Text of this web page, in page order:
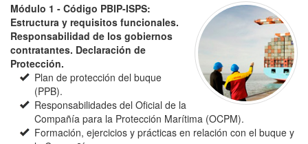
Módulo 1 - Código PBIP-ISPS:
Estructura y requisitos funcionales.
Responsabilidad de los gobiernos
contratantes. Declaración de
Protección.
Plan de protección del buque
(PPB).
Responsabilidades del Oficial de la
Compañía para la Protección Marítima (OCPM).
Formación, ejercicios y prácticas en relación con el buque y